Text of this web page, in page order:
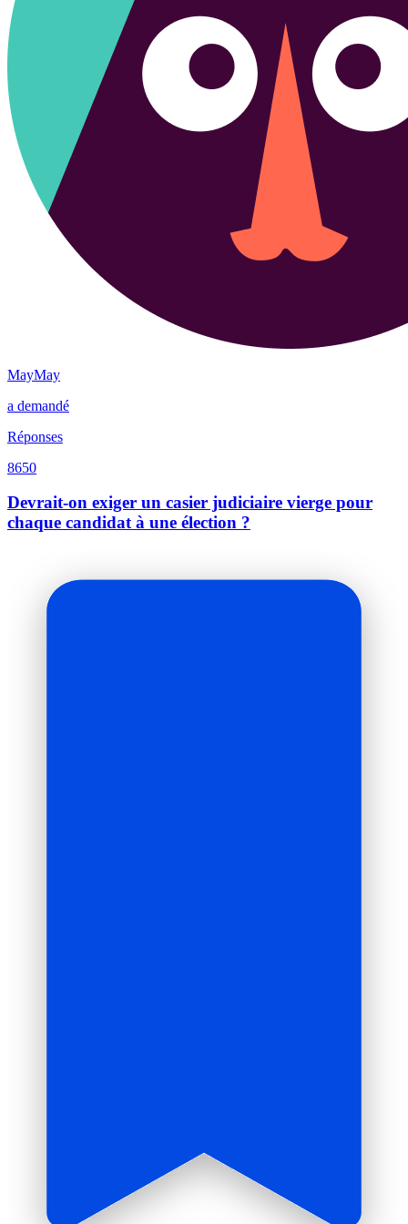
MayMay
a demandé
Réponses
8650
Devrait-on exiger un casier judiciaire vierge pour
chaque candidat à une élection ?